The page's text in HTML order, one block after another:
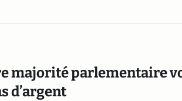
majorité parlementaire
d’argent